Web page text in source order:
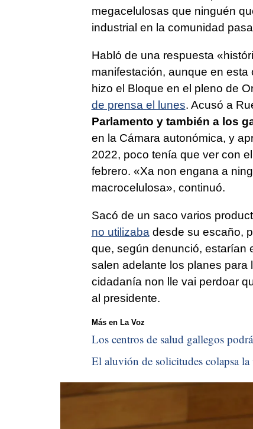
megacelulosas que ninguén
industrial en la comunidad
Habló de una respuesta «
manifestación, aunque en esta
hizo el Bloque en el pleno de
de prensa el lunes. Acusó a
Parlamento y también a los
en la Cámara autonómica, y
2022, poco tenía que ver con
febrero. «Xa non engana a
macrocelulosa», continuó.
Sacó de un saco varios
no utilizabadesde su escaño,
que, según denunció, estarían
salen adelante los planes para
cidadanía non lle vai perdoar
al presidente.
Más en La Voz
Los centros de salud gallegos
El aluvión de solicitudes colapsa la